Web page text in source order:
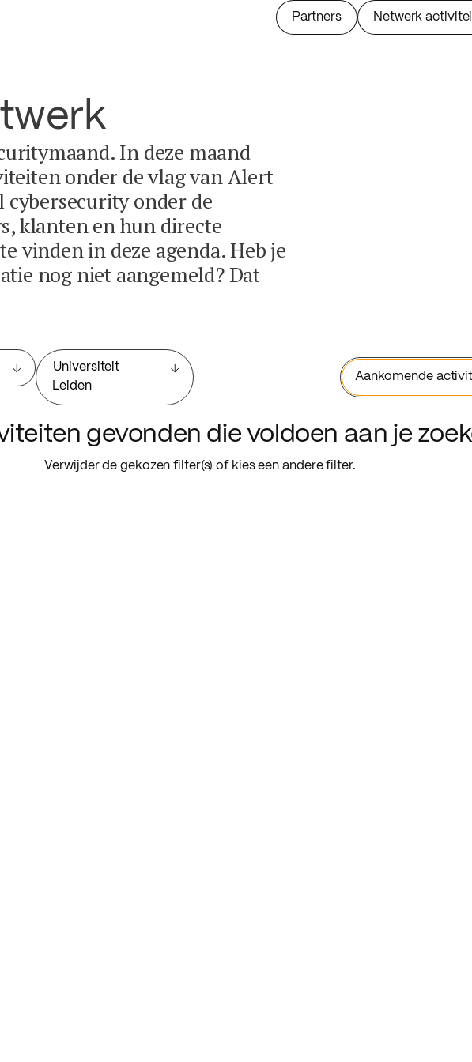
Partners Netwerk
In deze maand
onder de vlag van Alert
onder de
klanten en hun directe
vinden in deze agenda. Heb je
nog niet aangemeld? Dat
Universiteit
Leiden
Aankomende
gevonden die voldoen aan je
Verwijder de gekozen filter(s) of kies een andere filter.